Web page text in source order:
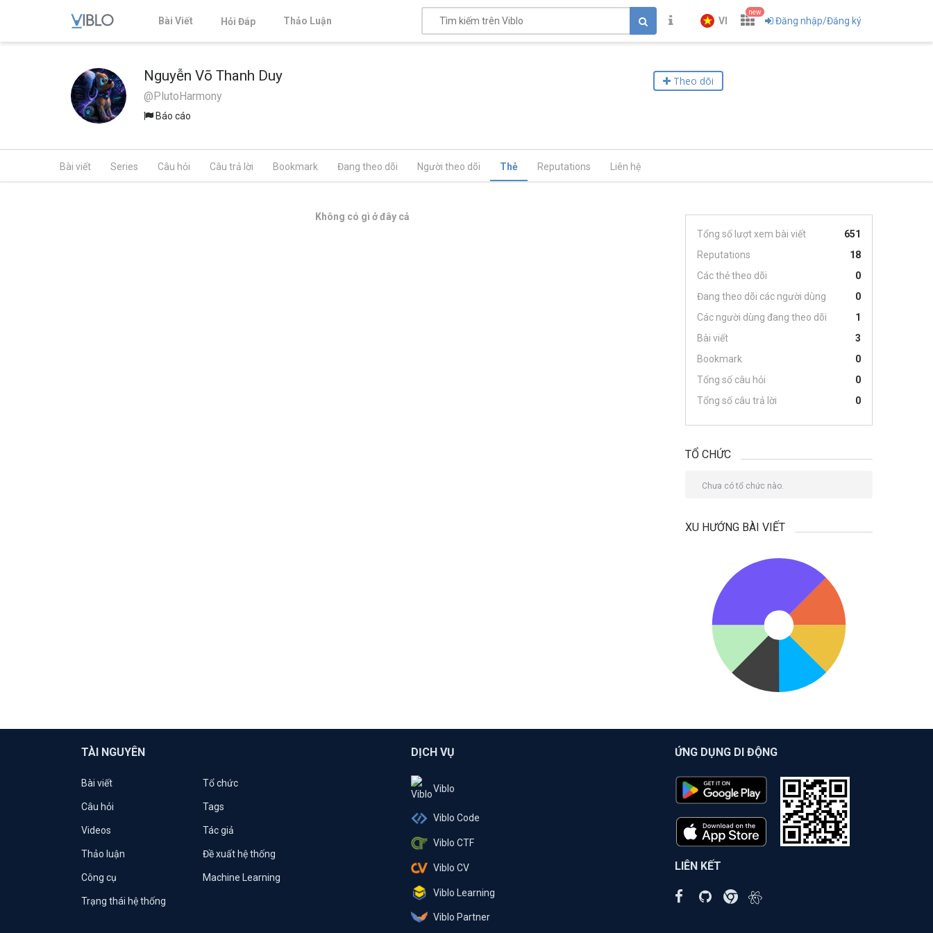
Bài Viết Hỏi Đáp Thảo Luận VI
new
Đăng nhập/Đăng ký
Nguyễn Võ Thanh Duy
@PlutoHarmony
Báo cáo
Theo dõi
Bài viết Series Câu hỏi Câu trả lời Bookmark Đang theo dõi Người theo dõi Thẻ Reputations Liên hệ
Không có gì ở đây cả
Tổng số lượt xem bài viết
651
Reputations
18
Các thẻ theo dõi
0
Đang theo dõi các người dùng
0
Các người dùng đang theo dõi
1
Bài viết
3
Bookmark
0
Tổng số câu hỏi
0
Tổng số câu trả lời
0
TỔ CHỨC
Chưa có tổ chức nào.
XU HƯỚNG BÀI VIẾT
TÀI NGUYÊN
Bài viết Tổ chức
Câu hỏi Tags
Videos Tác giả
Thảo luận Đề xuất hệ thống
Công cụ Machine Learning
Trạng thái hệ thống
DỊCH VỤ
Viblo
Viblo Code
Viblo CTF
Viblo CV
Viblo Learning
Viblo Partner
ỨNG DỤNG DI ĐỘNG
LIÊN KẾT